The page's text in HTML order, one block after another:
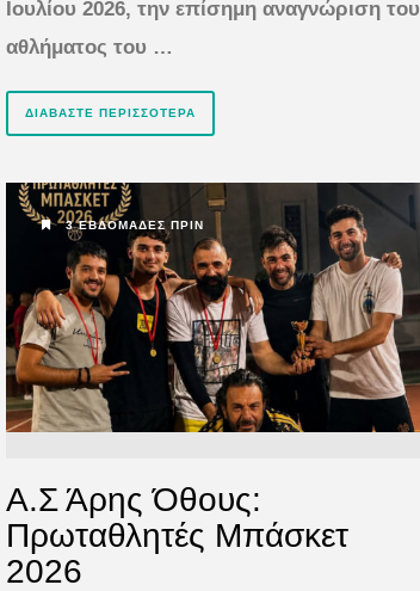
Ιουλίου 2026, την επίσημη αναγνώριση του
αθλήματος του …
ΔΙΑΒΆΣΤΕ ΠΕΡΙΣΣΌΤΕΡΑ
3 ΕΒΔΟΜΆΔΕΣ ΠΡΙΝ
Α.Σ Άρης Όθους:
Πρωταθλητές Μπάσκετ
2026